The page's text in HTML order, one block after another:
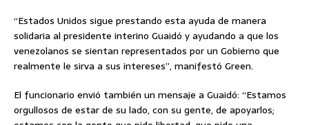
“Estados Unidos sigue prestando esta ayuda de manera
solidaria al presidente interino Guaidó y ayudando a que los
venezolanos se sientan representados por un Gobierno que
realmente le sirva a sus intereses”, manifestó Green.
El funcionario envió también un mensaje a Guaidó: “Estamos
orgullosos de estar de su lado, con su gente, de apoyarlos;